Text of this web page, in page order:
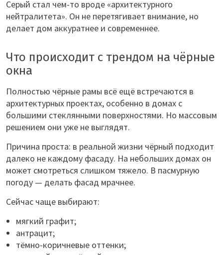
Серый стал чем-то вроде «архитектурного
нейтралитета». Он не перетягивает внимание, но
делает дом аккуратнее и современнее.
Что происходит с трендом на чёрные
окна
Полностью чёрные рамы всё ещё встречаются в
архитектурных проектах, особенно в домах с
большими стеклянными поверхностями. Но массовым
решением они уже не выглядят.
Причина проста: в реальной жизни чёрный подходит
далеко не каждому фасаду. На небольших домах он
может смотреться слишком тяжело. В пасмурную
погоду — делать фасад мрачнее.
Сейчас чаще выбирают:
мягкий графит;
антрацит;
тёмно-коричневые оттенки;